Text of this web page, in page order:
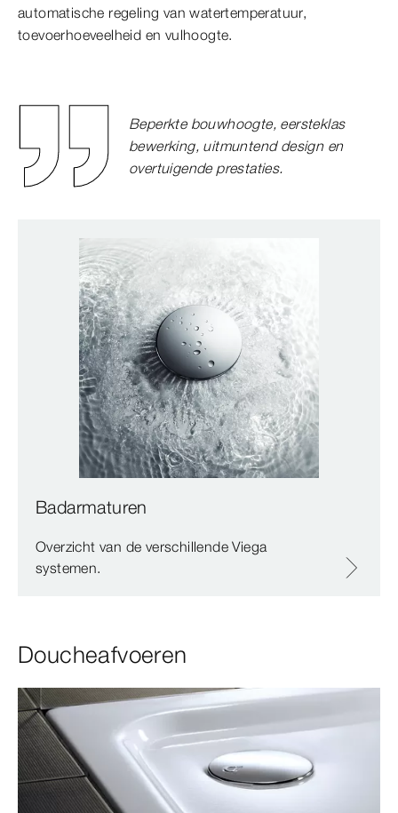
automatische regeling van watertemperatuur,
toevoerhoeveelheid en vulhoogte.
Beperkte bouwhoogte, eersteklas
bewerking, uitmuntend design en
overtuigende prestaties.
Badarmaturen
Overzicht van de verschillende Viega
systemen.
Doucheafvoeren